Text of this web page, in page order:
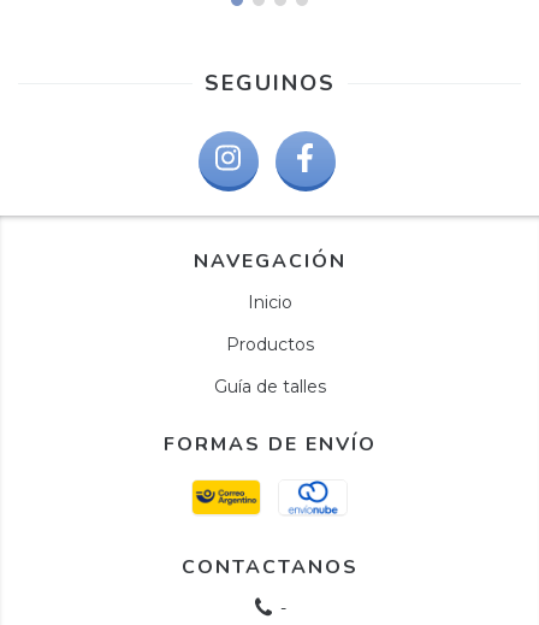
SEGUINOS
NAVEGACIÓN
Inicio
Productos
Guía de talles
FORMAS DE ENVÍO
CONTACTANOS
-